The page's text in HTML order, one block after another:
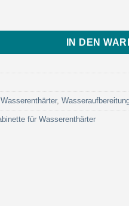
- LIGHT BLUE COVER
IN DEN
,
für Wasserenthärter